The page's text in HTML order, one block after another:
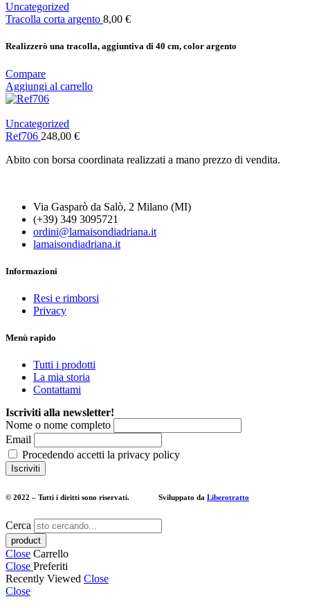
Uncategorized
Tracolla corta argento 8,00 €
Realizzerò una tracolla, aggiuntiva di 40 cm, color argento
Compare
Aggiungi al carrello
Uncategorized
Ref706 248,00 €
Abito con borsa coordinata realizzati a mano prezzo di vendita.
Via Gasparò da Salò, 2 Milano (MI)
(+39) 349 3095721
ordini@lamaisondiadriana.it
lamaisondiadriana.it
Informazioni
Resi e rimborsi
Privacy
Menù rapido
Tutti i prodotti
La mia storia
Contattami
Iscriviti alla newsletter!
Nome o nome completo
Email
Procedendo accetti la privacy policy
© 2022 – Tutti i diritti sono riservati. Sviluppato da Liberotratto
Cerca
Close Carrello
Close Preferiti
Recently Viewed Close
Close